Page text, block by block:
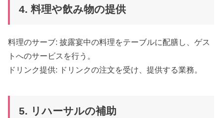
4. 料理や飲み物の提供
料理のサーブ: 披露宴中の料理をテーブルに配膳し、ゲス
トへのサービスを行う。
ドリンク提供: ドリンクの注文を受け、提供する業務。
5. リハーサルの補助